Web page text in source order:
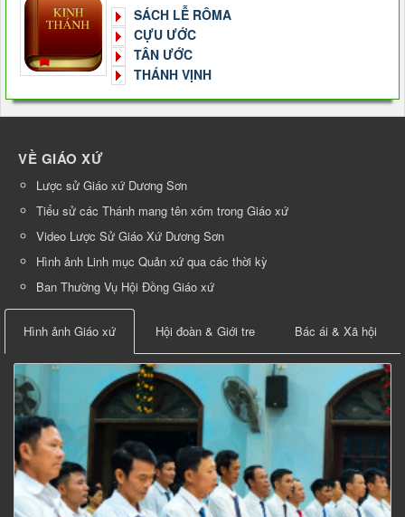
SÁCH LỄ RÔMA
CỰU ƯỚC
TÂN ƯỚC
THÁNH VỊNH
VỀ GIÁO XỨ
Lược sử Giáo xứ Dương Sơn
Tiểu sử các Thánh mang tên xóm trong Giáo xứ
Video Lược Sử Giáo Xứ Dương Sơn
Hình ảnh Linh mục Quản xứ qua các thời kỳ
Ban Thường Vụ Hội Đồng Giáo xứ
Hình ảnh Giáo xứ Hội đoàn & Giới tre Bác ái & Xã hội